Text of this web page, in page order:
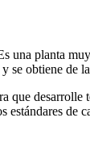
una planta
se obtiene de
que
de